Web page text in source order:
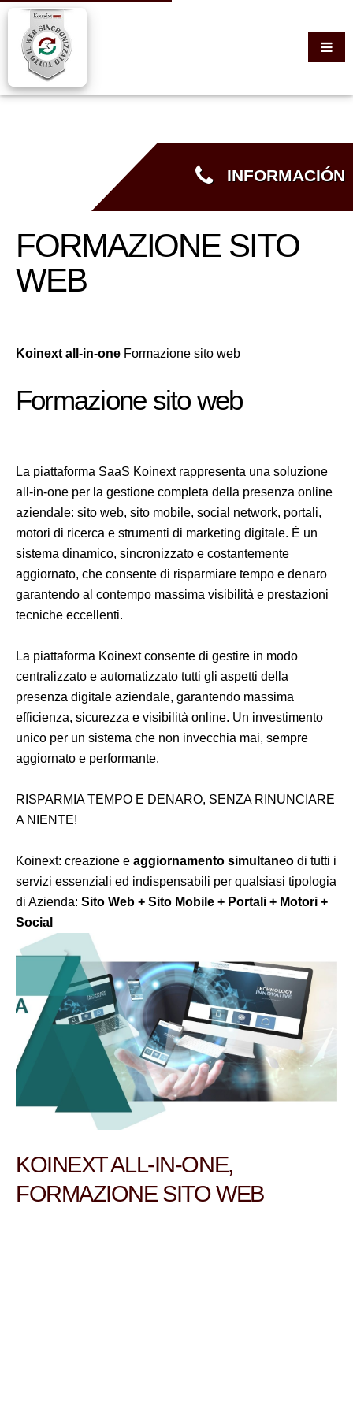
INFORMACIÓN
FORMAZIONE SITO
WEB
Koinext all-in-one Formazione sito web
Formazione sito web
La piattaforma SaaS Koinext rappresenta una soluzione
all-in-one per la gestione completa della presenza online
aziendale: sito web, sito mobile, social network, portali,
motori di ricerca e strumenti di marketing digitale. È un
sistema dinamico, sincronizzato e costantemente
aggiornato, che consente di risparmiare tempo e denaro
garantendo al contempo massima visibilità e prestazioni
tecniche eccellenti.
La piattaforma Koinext consente di gestire in modo
centralizzato e automatizzato tutti gli aspetti della
presenza digitale aziendale, garantendo massima
efficienza, sicurezza e visibilità online. Un investimento
unico per un sistema che non invecchia mai, sempre
aggiornato e performante.
RISPARMIA TEMPO E DENARO, SENZA RINUNCIARE
A NIENTE!
Koinext: creazione e aggiornamento simultaneo di tutti i
servizi essenziali ed indispensabili per qualsiasi tipologia
di Azienda: Sito Web + Sito Mobile + Portali + Motori +
Social
KOINEXT ALL-IN-ONE,
FORMAZIONE SITO WEB